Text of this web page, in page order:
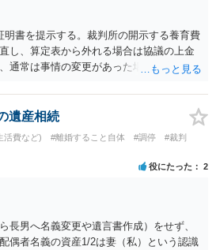
明書を提示する。裁判所の開示する養育費
し、算定表から外れる場合は協議の上金
通常は事情の変更があった場合に変更し
双方協議の上増減出来る」と「通知義務
で、私に収入が入った事は相手に通知が
文言が無くても養育費の見直しは適宜出
でしょうか？との点はそのとおりかと思
があった場合に変更するので毎年見直す
遺産相続
活費など) #離婚すること自体 #調停
#裁判
役にたった 2
長男へ名義変更や遺言書作成）をせず、
偶者名義の資産1/2は妻（私）という認識